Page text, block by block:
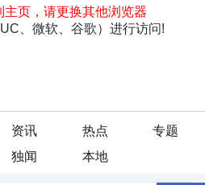
资讯 热点
专题
独闻 本地